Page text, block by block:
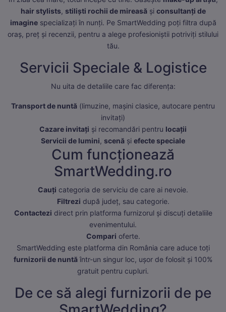
hair stylists, stiliști rochii de mireasăși consultanți de
imaginespecializați în nunți. Pe SmartWedding poți filtra după
oraș, preț și recenzii, pentru a alege profesioniștii potriviți stilului
tău.
Servicii Speciale & Logistice
Nu uita de detaliile care fac diferența:
Transport de nuntă (limuzine, mașini clasice, autocare pentru
invitați)
Cazare invitați și recomandări pentru locații
Servicii de lumini, scenă și efecte speciale
Cum funcționează
SmartWedding.ro
Cauți categoria de serviciu de care ai nevoie.
Filtrezi după județ, sau categorie.
Contactezi direct prin platforma furnizorul și discuți detaliile
evenimentului.
Compari oferte.
SmartWedding este platforma din România care aduce toți
furnizorii de nuntă într-un singur loc, ușor de folosit și 100%
gratuit pentru cupluri.
De ce să alegi furnizorii de pe